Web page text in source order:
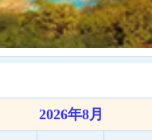
2026年8月